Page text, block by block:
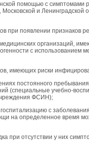
помощью с симптомами
и Ленинградской
при появлении признаков
организаций,
с
имеющих риски
постоянного
(специальные учебно-
ФСИН);
с
на определенное время
при отсутствии у них